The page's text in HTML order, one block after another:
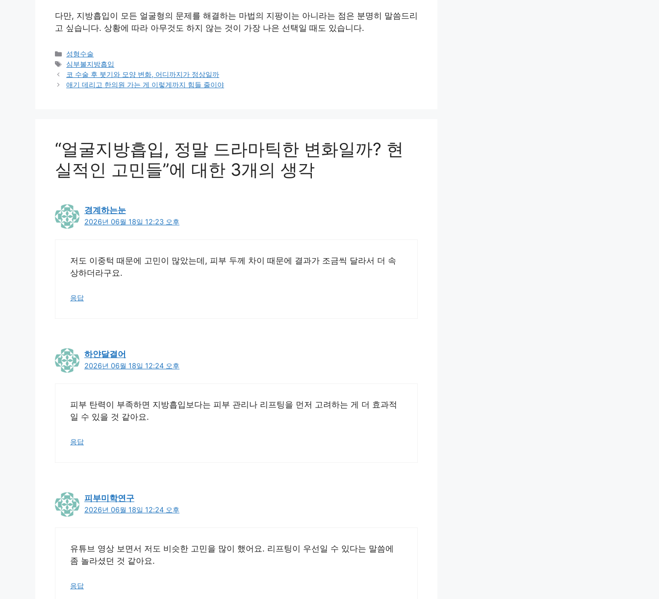
다만, 지방흡입이 모든 얼굴형의 문제를 해결하는 마법의 지팡이는 아니라는 점은 분명히 말씀드리
고 싶습니다. 상황에 따라 아무것도 하지 않는 것이 가장 나은 선택일 때도 있습니다.
카
테
고
리
성형수술
태
그
심부볼지방흡입
코 수술 후 붓기와 모양 변화, 어디까지가 정상일까
애기 데리고 한의원 가는 게 이렇게까지 힘들 줄이야
“얼굴지방흡입, 정말 드라마틱한 변화일까? 현
실적인 고민들”에 대한 3개의 생각
경계하는눈
2026년 06월 18일 12:23 오후
저도 이중턱 때문에 고민이 많았는데, 피부 두께 차이 때문에 결과가 조금씩 달라서 더 속
상하더라구요.
응답
하얀달결어
2026년 06월 18일 12:24 오후
피부 탄력이 부족하면 지방흡입보다는 피부 관리나 리프팅을 먼저 고려하는 게 더 효과적
일 수 있을 것 같아요.
응답
피부미학연구
2026년 06월 18일 12:24 오후
유튜브 영상 보면서 저도 비슷한 고민을 많이 했어요. 리프팅이 우선일 수 있다는 말씀에
좀 놀라셨던 것 같아요.
응답